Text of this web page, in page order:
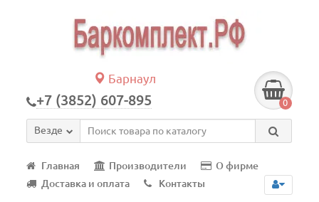
Барнаул
+7 (3852) 607-895 0
Везде
Главная Производители
О фирме
Доставка и оплата
Контакты